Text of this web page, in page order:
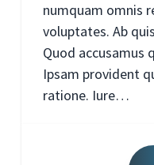
numquam omnis
voluptates. Ab
Quod accusamus
Ipsam provident
ratione. Iure…